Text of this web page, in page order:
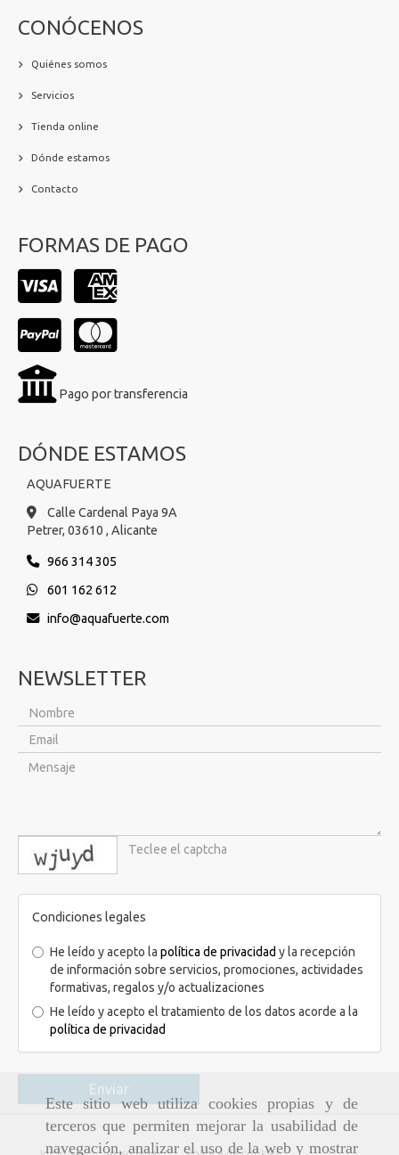
Este sitio web utiliza cookies propias y de
terceros que permiten mejorar la usabilidad de
navegación, analizar el uso de la web y mostrar
CONÓCENOS
Quiénes somos
Servicios
Tienda online
Dónde estamos
Contacto
FORMAS DE PAGO
Pago por transferencia
DÓNDE ESTAMOS
AQUAFUERTE
Calle Cardenal Paya 9A
Petrer, 03610 , Alicante
966 314 305
601 162 612
info
aquafuerte.com
NEWSLETTER
captcha
Condiciones legales
He leído y acepto la política de privacidad y la recepción
de información sobre servicios, promociones, actividades
formativas, regalos y/o actualizaciones
He leído y acepto el tratamiento de los datos acorde a la
política de privacidad
Enviar